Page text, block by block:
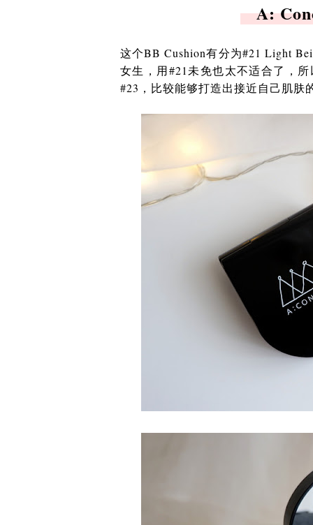
A:
这个BB Cushion有分为#21 Light
女生，用#21未免也太不适合了，
#23，比较能够打造出接近自己肌肤